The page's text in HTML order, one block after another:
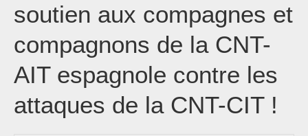
soutien aux compagnes et
compagnons de la CNT-
AIT espagnole contre les
attaques de la CNT-CIT !